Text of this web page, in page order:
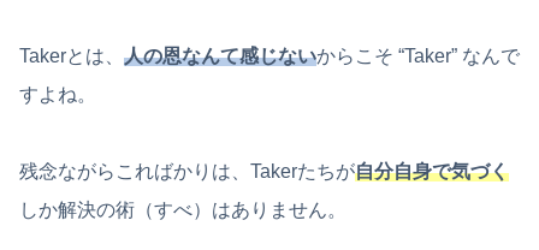
Takerとは、 人の恩なんて感じないからこそ “Taker” なんで
すよね。
残念ながらこればかりは、Takerたちが自分自身で気づく
しか解決の術（すべ）はありません。